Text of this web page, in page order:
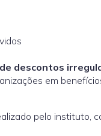
descontos
em
pelo instituto,